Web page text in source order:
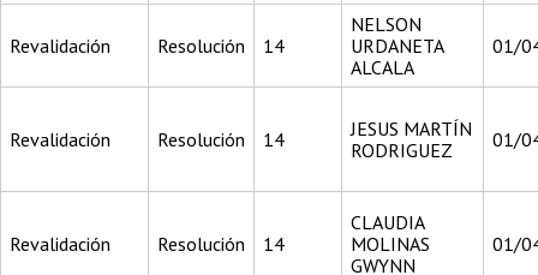
Revalidación Resolución 14
NELSON
URDANETA
ALCALA
01/
Revalidación Resolución 14
JESUS MARTÍN
RODRIGUEZ
01/
Revalidación Resolución 14
CLAUDIA
MOLINAS
GWYNN
01/